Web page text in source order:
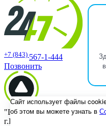
+7 (843) 567-1-444
Позвонить
"Level UP" 420088
г.Казань, ул. Ак. Губкина, 30Г
Сайт использует файлы
об этом вы можете узнать в